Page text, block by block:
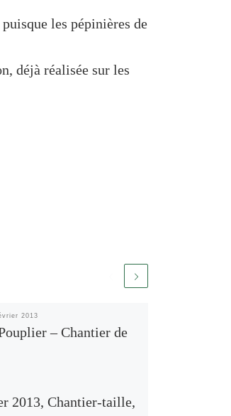
les pépinières de
déjà réalisée sur les
2013
– Chantier de
2013, Chantier-taille,